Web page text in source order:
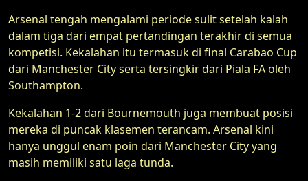
Arsenal tengah mengalami periode sulit setelah kalah
dalam tiga dari empat pertandingan terakhir di semua
kompetisi. Kekalahan itu termasuk di final Carabao Cup
dari Manchester City serta tersingkir dari Piala FA oleh
Southampton.
Kekalahan 1-2 dari Bournemouth juga membuat posisi
mereka di puncak klasemen terancam. Arsenal kini
hanya unggul enam poin dari Manchester City yang
masih memiliki satu laga tunda.